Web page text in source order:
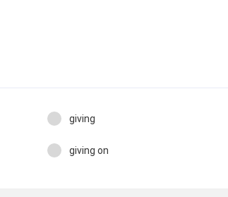
giving
giving on